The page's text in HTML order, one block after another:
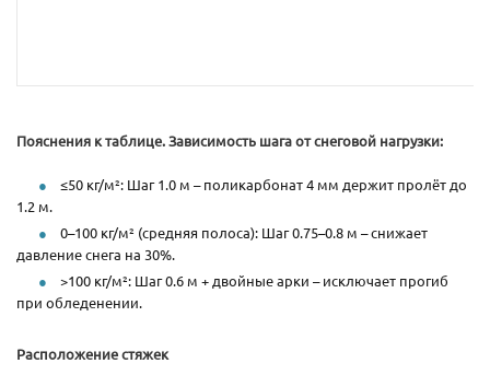
Пояснения к таблице. Зависимость шага от снеговой нагрузки:
≤50 кг/м²: Шаг 1.0 м – поликарбонат 4 мм держит пролёт до
1.2 м.
0–100 кг/м² (средняя полоса): Шаг 0.75–0.8 м – снижает
давление снега на 30%.
>100 кг/м²: Шаг 0.6 м + двойные арки – исключает прогиб
при обледенении.
Расположение стяжек